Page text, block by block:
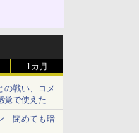
1カ月
の戦い、コメ
覚で使えた
閉めても暗